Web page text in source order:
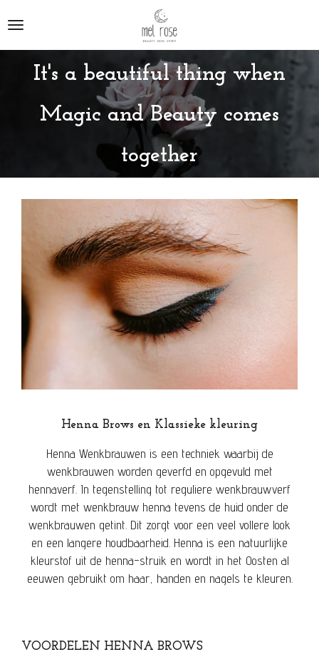
direct
naar
It's a beautiful thing when
Magic and Beauty comes
together
Henna Brows en Klassieke kleuring
Henna Wenkbrauwen is een techniek waarbij de
wenkbrauwen worden geverfd en opgevuld met
hennaverf. In tegenstelling tot reguliere wenkbrauwverf
wordt met wenkbrauw henna tevens de huid onder de
wenkbrauwen getint. Dit zorgt voor een veel vollere look
en een langere houdbaarheid. Henna is een natuurlijke
kleurstof uit de henna-struik en wordt in het Oosten al
eeuwen gebruikt om haar, handen en nagels te kleuren.
VOORDELEN HENNA BROWS